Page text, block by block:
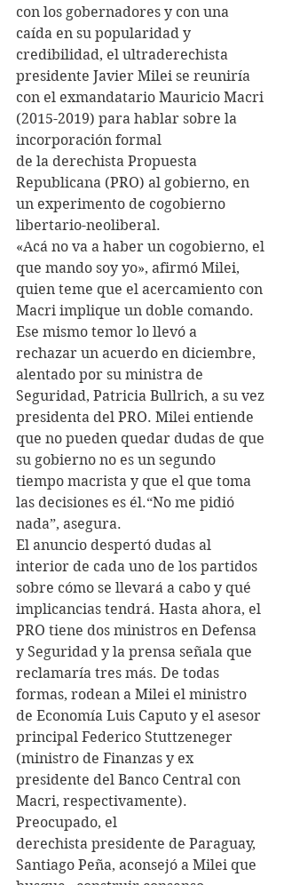
con los gobernadores y con una
caída en su popularidad y
credibilidad, el ultraderechista
presidente Javier Milei se reuniría
con el exmandatario Mauricio Macri
(2015-2019) para hablar sobre la
incorporación formal
de la derechista Propuesta
Republicana (PRO) al gobierno, en
un experimento de cogobierno
libertario-neoliberal.
«Acá no va a haber un cogobierno, el
que mando soy yo», afirmó Milei,
quien teme que el acercamiento con
Macri implique un doble comando.
Ese mismo temor lo llevó a
rechazar un acuerdo en diciembre,
alentado por su ministra de
Seguridad, Patricia Bullrich, a su vez
presidenta del PRO. Milei entiende
que no pueden quedar dudas de que
su gobierno no es un segundo
tiempo macrista y que el que toma
las decisiones es él.“No me pidió
nada”, asegura.
El anuncio despertó dudas al
interior de cada uno de los partidos
sobre cómo se llevará a cabo y qué
implicancias tendrá. Hasta ahora, el
PRO tiene dos ministros en Defensa
y Seguridad y la prensa señala que
reclamaría tres más. De todas
formas, rodean a Milei el ministro
de Economía Luis Caputo y el asesor
principal Federico Stuttzeneger
(ministro de Finanzas y ex
presidente del Banco Central con
Macri, respectivamente).
Preocupado, el
derechista presidente de Paraguay,
Santiago Peña, aconsejó a Milei que